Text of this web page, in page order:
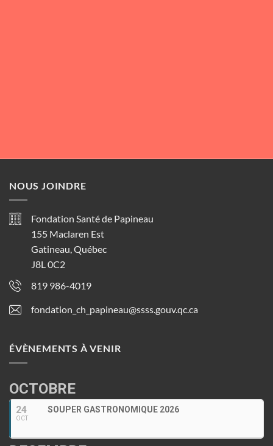
NOUS JOINDRE
Fondation Santé de Papineau
155 Maclaren Est
Gatineau, Québec
J8L 0C2
819 986-4019
fondation_ch_papineau@ssss.gouv.qc.ca
ÉVÈNEMENTS À VENIR
OCTOBRE
24
OCT
SOUPER GASTRONOMIQUE 2026